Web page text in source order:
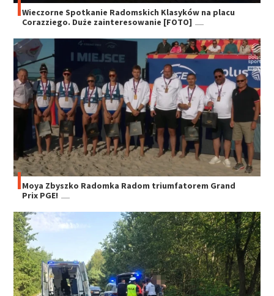
Wieczorne Spotkanie Radomskich Klasyków na placu
Corazziego. Duże zainteresowanie [FOTO]
Moya Zbyszko Radomka Radom triumfatorem Grand
Prix PGE!